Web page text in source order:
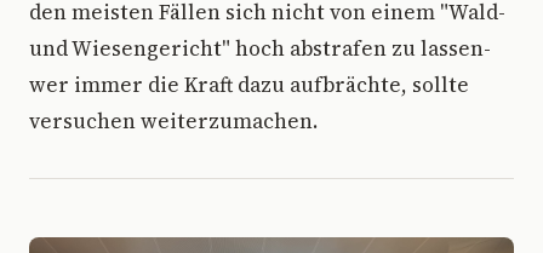
den meisten Fällen sich nicht von einem "Wald-
und Wiesengericht" hoch abstrafen zu lassen-
wer immer die Kraft dazu aufbrächte, sollte
versuchen weiterzumachen.